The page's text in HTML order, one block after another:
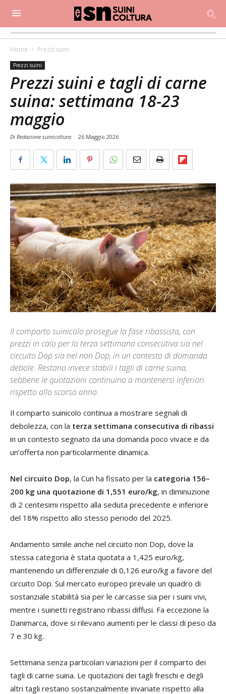
Home Prezzi suini
Prezzi suini
Prezzi suini e tagli di carne
suina: settimana 18-23
maggio
Di Redazione suinicoltura - 26 Maggio 2026
Il comparto suinicolo prosegue la fase ribassista, con
prezzi in calo per la terza settimana consecutiva sia nel
circuito Dop sia nel non Dop, in un contesto di domanda
debole. Restano invece stabili i tagli di carne suina,
sebbene le quotazioni continuino a mantenersi inferiori
rispetto allo scorso anno.
Il comparto suinicolo continua a mostrare segnali di
debolezza, con la terza settimana consecutiva di ribassi
in un contesto segnato da una domanda poco vivace e da
un’offerta non particolarmente dinamica.
Nel circuito Dop, la Cun ha fissato per la categoria 156–
200 kg una quotazione di 1,551 euro/kg, in diminuzione
di 2 centesimi rispetto alla seduta precedente e inferiore
del 18% rispetto allo stesso periodo del 2025.
Andamento simile anche nel circuito non Dop, dove la
stessa categoria è stata quotata a 1,425 euro/kg,
mantenendo un differenziale di 0,126 euro/kg a favore del
circuito Dop. Sul mercato europeo prevale un quadro di
sostanziale stabilità sia per le carcasse sia per i suini vivi,
mentre i suinetti registrano ribassi diffusi. Fa eccezione la
Danimarca, dove si rilevano aumenti per le classi di peso da
7 e 30 kg.
Settimana senza particolari variazioni per il comparto dei
tagli di carne suina. Le quotazioni dei tagli freschi e degli
altri tagli restano sostanzialmente invariate rispetto alla